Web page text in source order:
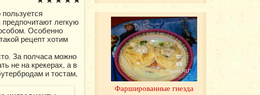
легкую
Особенно
рецепт хотим
За полчаса можно
не на крекерах, а в
и тостам,
Фаршированные гнезда